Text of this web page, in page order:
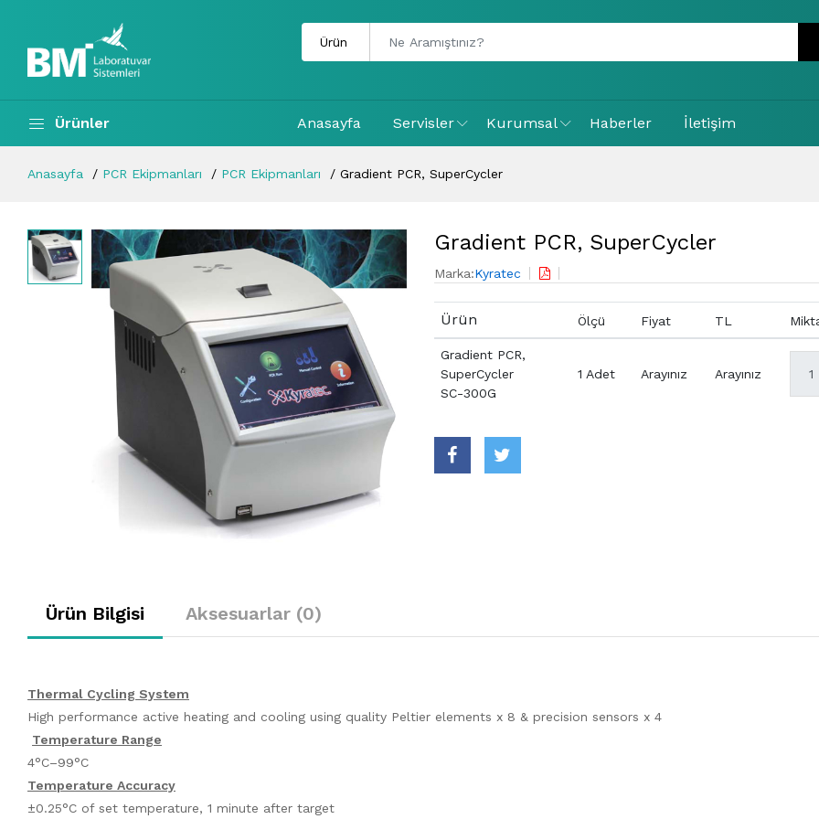
Ürünler Anasayfa Servisler Kurumsal Haberler İletişim
Anasayfa PCR Ekipmanları PCR Ekipmanları Gradient PCR, SuperCycler
Gradient PCR, SuperCycler
Marka:Kyratec
Ürün Ölçü Fiyat TL
Gradient PCR,
SuperCycler
SC-300G
1 Adet Arayınız Arayınız
Ürün Bilgisi Aksesuarlar (0)
Thermal Cycling System
High performance active heating and cooling using quality Peltier elements x 8 & precision sensors x 4
Temperature Range
4°C–99°C
Temperature Accuracy
±0.25°C of set temperature, 1 minute after target